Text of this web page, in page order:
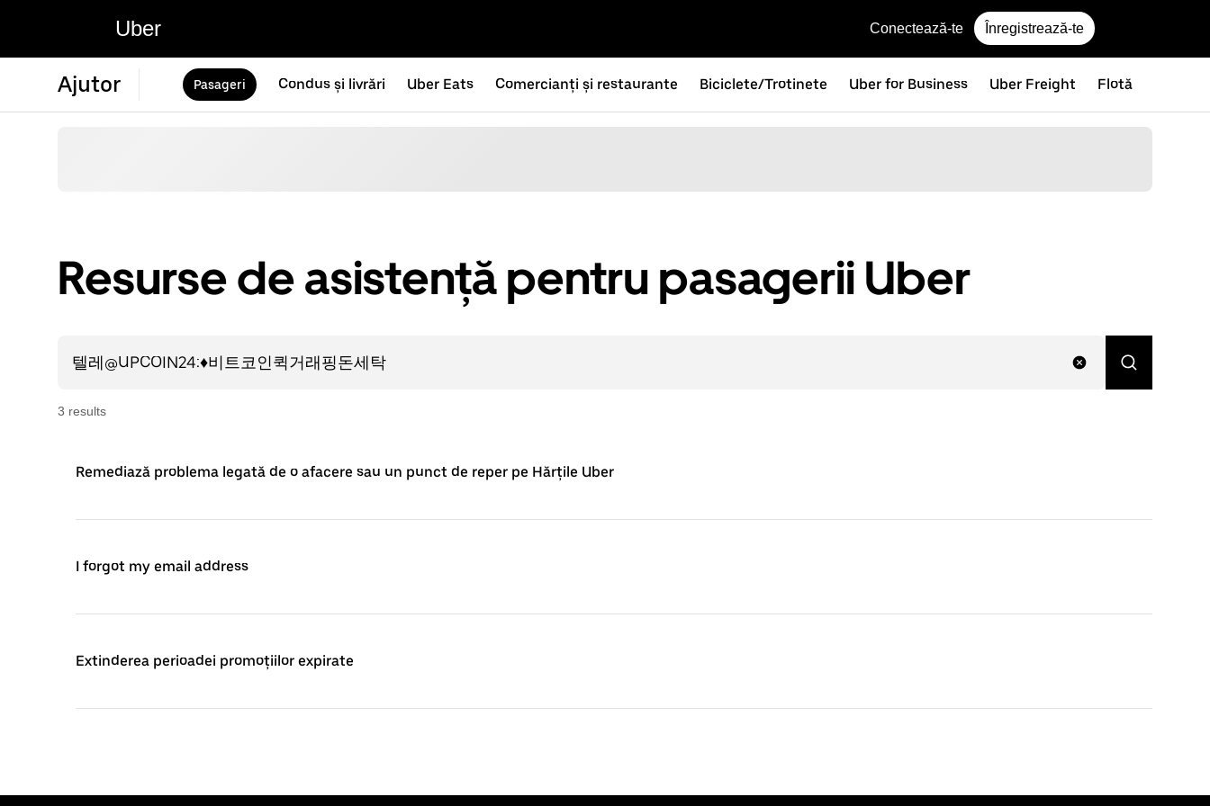
Uber Conectează-te Înregistrează-te
Ajutor Pasageri Condus și livrări Uber Eats Comercianți și restaurante Biciclete/Trotinete Uber for Business Uber Freight Flotă
Resurse de asistență pentru pasagerii Uber
3 results
Remediază problema legată de o afacere sau un punct de reper pe Hărțile Uber
I forgot my email address
Extinderea perioadei promoțiilor expirate